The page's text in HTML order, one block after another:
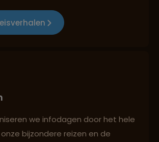
we infodagen door het hele
bijzondere reizen en de